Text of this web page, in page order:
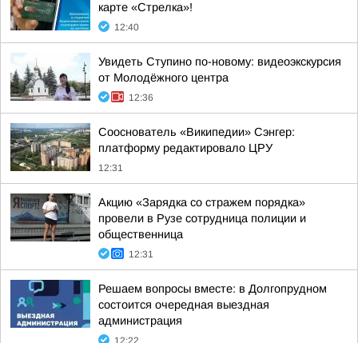
карте «Стрелка»!
12:40
Увидеть Ступино по-новому: видеоэкскурсия
от Молодёжного центра
12:36
Сооснователь «Википедии» Сэнгер:
платформу редактировало ЦРУ
12:31
Акцию «Зарядка со стражем порядка»
провели в Рузе сотрудница полиции и
общественница
12:31
Решаем вопросы вместе: в Долгопрудном
состоится очередная выездная
администрация
12:22